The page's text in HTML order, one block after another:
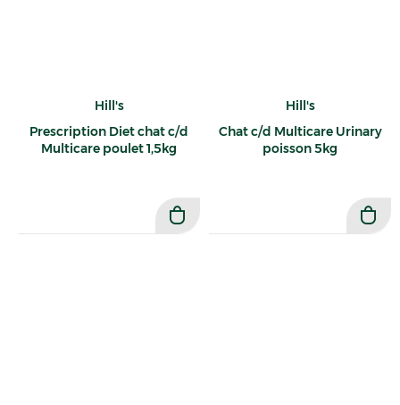
Hill's
Prescription Diet chat c/d
Multicare poulet 1,5kg
Hill's
Chat c/d Multicare Urinary
poisson 5kg